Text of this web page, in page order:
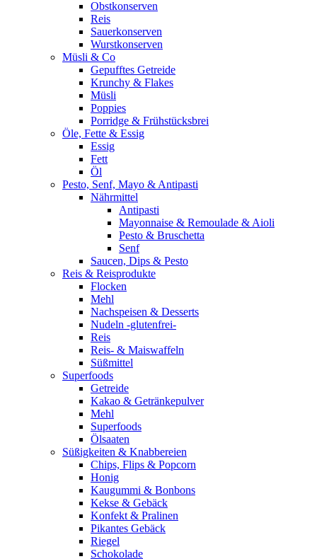
Obstkonserven
Reis
Sauerkonserven
Wurstkonserven
Müsli & Co
Gepufftes Getreide
Krunchy & Flakes
Müsli
Poppies
Porridge & Frühstücksbrei
Öle, Fette & Essig
Essig
Fett
Öl
Pesto, Senf, Mayo & Antipasti
Nährmittel
Antipasti
Mayonnaise & Remoulade & Aioli
Pesto & Bruschetta
Senf
Saucen, Dips & Pesto
Reis & Reisprodukte
Flocken
Mehl
Nachspeisen & Desserts
Nudeln -glutenfrei-
Reis
Reis- & Maiswaffeln
Süßmittel
Superfoods
Getreide
Kakao & Getränkepulver
Mehl
Superfoods
Ölsaaten
Süßigkeiten & Knabbereien
Chips, Flips & Popcorn
Honig
Kaugummi & Bonbons
Kekse & Gebäck
Konfekt & Pralinen
Pikantes Gebäck
Riegel
Schokolade